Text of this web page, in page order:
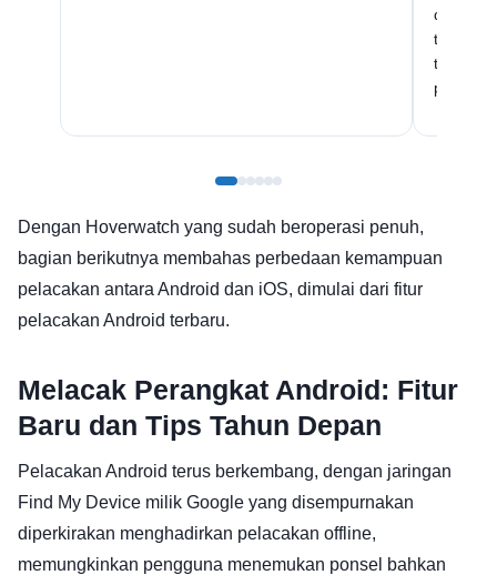
di
pesan.
Dengan Hoverwatch yang sudah beroperasi penuh,
bagian berikutnya membahas perbedaan kemampuan
pelacakan antara Android dan iOS, dimulai dari fitur
pelacakan Android terbaru.
Melacak Perangkat Android: Fitur
Baru dan Tips Tahun Depan
Pelacakan Android terus berkembang, dengan jaringan
Find My Device milik Google yang disempurnakan
diperkirakan menghadirkan pelacakan offline,
memungkinkan pengguna menemukan ponsel bahkan